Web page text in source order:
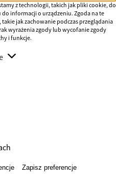
z technologii, takich jak pliki cookie, do
informacji o urządzeniu. Zgoda na te
jak zachowanie podczas przeglądania
wyrażenia zgody lub wycofanie zgody
i funkcje.
Zapisz preferencje